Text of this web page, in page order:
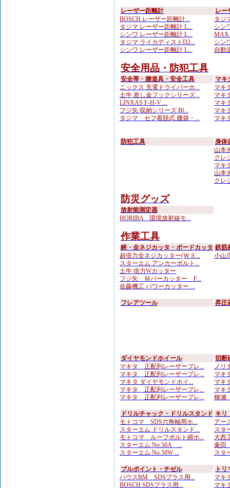
レーザー距離計
BOSCH レーザー距離計...
タジマ レーザー距離計 L...
シンワ レーザー距離計 L...
タジマ ライカディストD2...
シンワ レーザー距離計 L...
レー
タジ
シン
シン
自動
安全用品・防犯工具
安全帯・腰道具・安全工具
ニックス 充電ドライバーホ...
土牛 差し金フックシリーズ...
LINXAS F-H-V ...
フジ矢 収納シリーズ Bl...
タジマ セフ着脱式 腰袋・...
マキ
マキ
マキ
マキ
マキ
マキ
防犯工具
身体
山本
クレ
マキ
山本
クレ
防災グッズ
放射能測定器
HORIBA 環境放射線モ...
作業工具
鋏・全ネジカッタ・ボードカッタ
超倍力全ネジカッター(Ｗ３...
スターエム アンカーボルト...
土牛 倍力Wカッター
フジ矢 Ｍバーカッター F...
佐藤機工 パワーカッター ...
鉄筋
小山
フレアツール 昇圧
ダイヤモンドホイール
マキタ 正配列レーザーブレ...
マキタ 正配列レーザーブレ...
マキタ ダイヤモンドホイ...
マキタ 正配列レーザーブレ...
マキタ 正配列レーザーブレ...
切断
ノリ
マキ
マキ
マキ
柳瀬
ドリルチャック・ドリルスタンド
モトコマ SDS六角軸用ホ...
スターエム ドリルスタンド...
モトコマ ルーフボルト締ホ...
スターエム No.50A ...
スターエム No.50W ...
キリ
アー
スタ
大西
粂田
スタ
ブルポイント・チゼル
ハウスBM SDSプラス用...
BOSCH SDSプラス用...
ト
マキ
マキ